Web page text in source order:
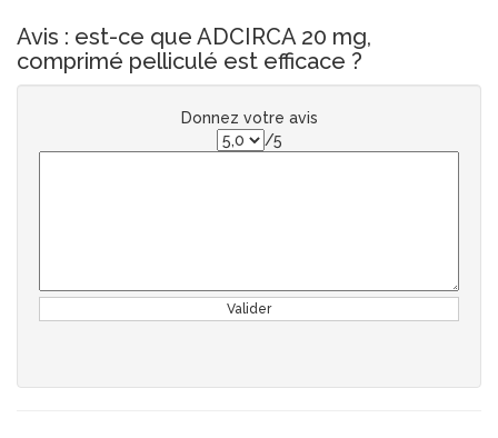
Avis : est-ce que ADCIRCA 20 mg,
comprimé pelliculé est efficace ?
Donnez votre avis
/5
Valider